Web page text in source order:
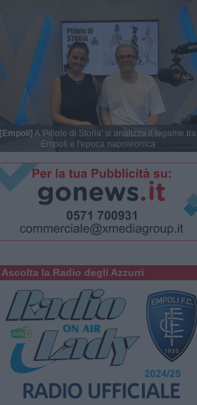
[Empoli] A 'Pillole di Storia' si analizza il legame tra
Empoli e l'epoca napoleonica
Ascolta la Radio degli Azzurri